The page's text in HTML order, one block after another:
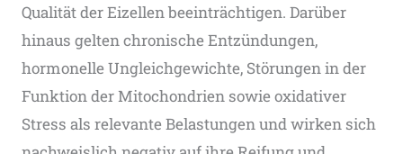
Qualität der Eizellen beeinträchtigen. Darüber
hinaus gelten chronische Entzündungen,
hormonelle Ungleichgewichte, Störungen in der
Funktion der Mitochondrien sowie oxidativer
Stress als relevante Belastungen und wirken sich